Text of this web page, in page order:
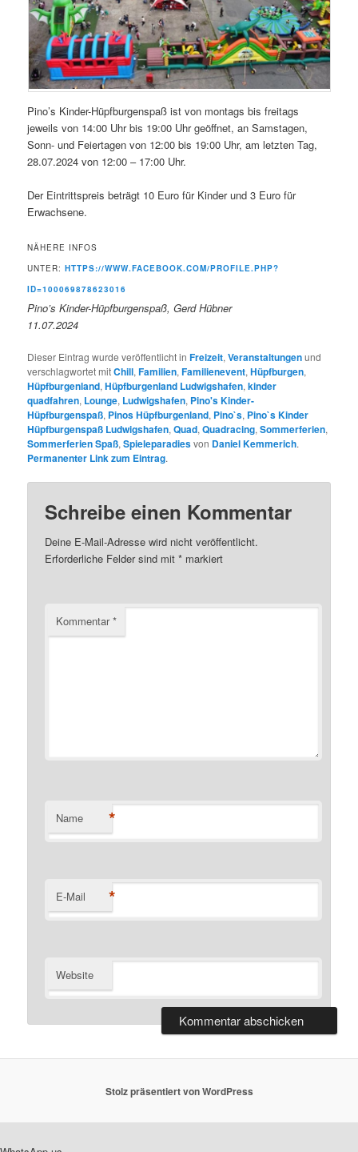
Pino’s Kinder-Hüpfburgenspaß ist von montags bis freitags
jeweils von 14:00 Uhr bis 19:00 Uhr geöffnet, an Samstagen,
Sonn- und Feiertagen von 12:00 bis 19:00 Uhr, am letzten Tag,
28.07.2024 von 12:00 – 17:00 Uhr.
Der Eintrittspreis beträgt 10 Euro für Kinder und 3 Euro für
Erwachsene.
NÄHERE INFOS
UNTER:HTTPS://WWW.FACEBOOK.COM/PROFILE.PHP?
ID=100069878623016
Pino’s Kinder-Hüpfburgenspaß, Gerd Hübner
11.07.2024
Dieser Eintrag wurde veröffentlicht inFreizeit,Veranstaltungenund
verschlagwortet mitChill,Familien,Familienevent,Hüpfburgen,
Hüpfburgenland,Hüpfburgenland Ludwigshafen,kinder
quadfahren, Lounge, Ludwigshafen, Pino's Kinder-
Hüpfburgenspaß, Pinos Hüpfburgenland, Pino`s, Pino`s Kinder
Hüpfburgenspaß Ludwigshafen,Quad,Quadracing,Sommerferien,
Sommerferien Spaß,Spieleparadiesvon Daniel Kemmerich.
Permanenter Link zum Eintrag.
Schreibe einen Kommentar
Deine E-Mail-Adresse wird nicht veröffentlicht.
Erforderliche Felder sind mit* markiert
Kommentar*
Name *
E-Mail *
Website
Stolz präsentiert von WordPress